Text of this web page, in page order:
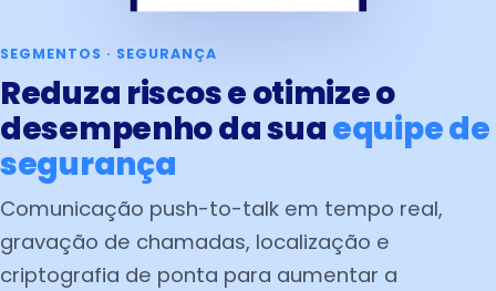
SEGMENTOS · SEGURANÇA
Reduza riscos e otimize o
desempenho da suaequipe de
segurança
Comunicação push-to-talk em tempo real,
gravação de chamadas, localização e
criptografia de ponta para aumentar a